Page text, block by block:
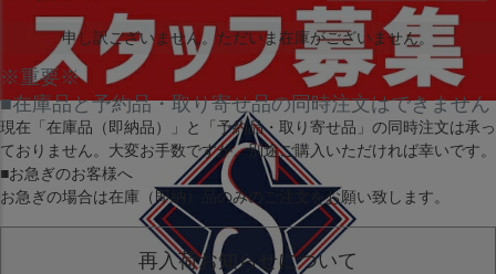
申し訳ございません。ただいま在庫がございません。
※重要※
■在庫品と予約品・取り寄せ品の同時注文はできません
現在 「在庫品（即納品）」 と 「予約品・取り寄せ品」 の同時注文は承っ
ておりません。大変お手数ですが、別途ご購入いただければ幸いです。
■お急ぎのお客様へ
お急ぎの場合は在庫（即納）品 のみのご注文をお願い致します。
再入荷お知らせについて